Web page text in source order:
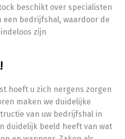
beschikt over specialisten
een bedrijfshal, waardoor de
zijn
hoeft u zich nergens zorgen
maken we duidelijke
van uw bedrijfshal in
duidelijk beeld heeft van wat